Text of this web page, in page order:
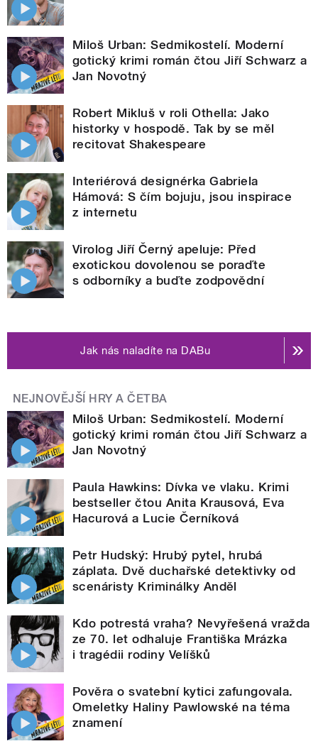
Miloš Urban: Sedmikostelí. Moderní
gotický krimi román čtou Jiří Schwarz a
Jan Novotný
Robert Mikluš v roli Othella: Jako
historky v hospodě. Tak by se měl
recitovat Shakespeare
Interiérová designérka Gabriela
Hámová: S čím bojuju, jsou inspirace
z internetu
Virolog Jiří Černý apeluje: Před
exotickou dovolenou se poraďte
s odborníky a buďte zodpovědní
Jak nás naladíte na DABu
NEJNOVĚJŠÍ HRY A ČETBA
Miloš Urban: Sedmikostelí. Moderní
gotický krimi román čtou Jiří Schwarz a
Jan Novotný
Paula Hawkins: Dívka ve vlaku. Krimi
bestseller čtou Anita Krausová, Eva
Hacurová a Lucie Černíková
Petr Hudský: Hrubý pytel, hrubá
záplata. Dvě duchařské detektivky od
scenáristy Kriminálky Anděl
Kdo potrestá vraha? Nevyřešená vražda
ze 70. let odhaluje Františka Mrázka
i tragédii rodiny Velíšků
Pověra o svatební kytici zafungovala.
Omeletky Haliny Pawlowské na téma
znamení